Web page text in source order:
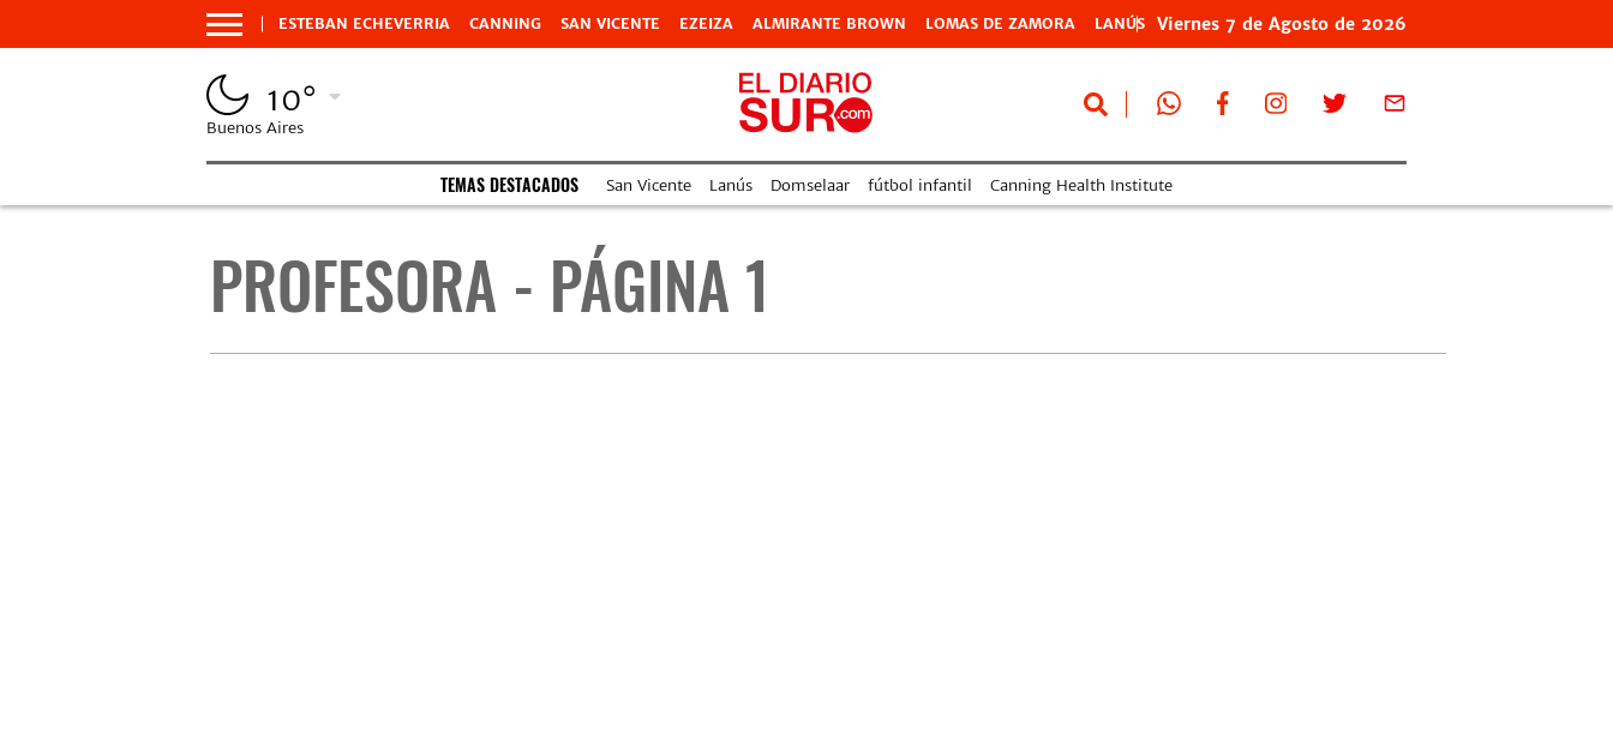
ESTEBAN ECHEVERRIA CANNING SAN VICENTE EZEIZA ALMIRANTE BROWN LOMAS DE ZAMORA LANÚS Viernes 7 de Agosto de 2026
10°
Buenos Aires
TEMAS DESTACADOS San Vicente Lanús Domselaar fútbol infantil Canning Health Institute
PROFESORA - PÁGINA 1